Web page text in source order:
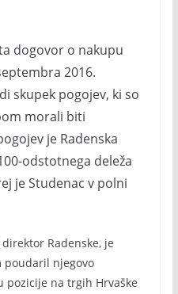
dogovor o nakupu
2016.
skupek pogojev, ki so
morali biti
je Radenska
odstotnega deleža
je Studenac v polni
Radenske, je
poudaril njegovo
na trgih Hrvaške